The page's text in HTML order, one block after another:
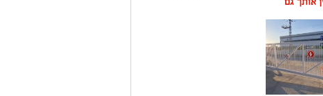
לטובת ציבור בעלי הסירות.
סדון, כי לאחר שלוש שנים שבהן דמי
במרינות אחרות, עלייה בעלויות התפעול ומתוך
עדכונים מינוריים בתעריפי העגינה. עוד
המרינה בעלת דמי העגינה ההוגנים
בשיפור התשתיות ובהרחבת השירותים